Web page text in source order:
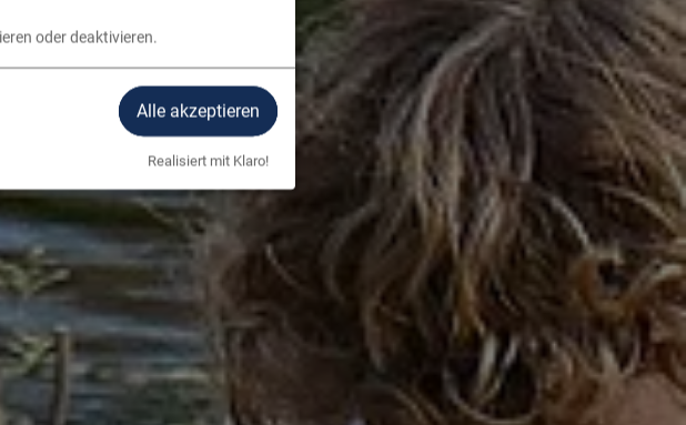
oder deaktivieren.
Alle akzeptieren
Realisiert mit Klaro!